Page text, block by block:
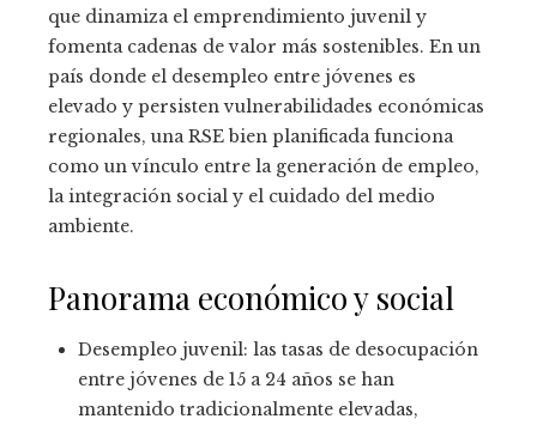
que dinamiza el emprendimiento juvenil y
fomenta cadenas de valor más sostenibles. En un
país donde el desempleo entre jóvenes es
elevado y persisten vulnerabilidades económicas
regionales, una RSE bien planificada funciona
como un vínculo entre la generación de empleo,
la integración social y el cuidado del medio
ambiente.
Panorama económico y social
Desempleo juvenil: las tasas de desocupación
entre jóvenes de 15 a 24 años se han
mantenido tradicionalmente elevadas,